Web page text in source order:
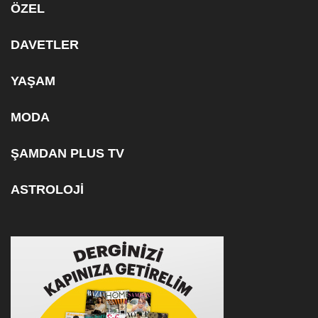
ÖZEL
DAVETLER
YAŞAM
MODA
ŞAMDAN PLUS TV
ASTROLOJİ